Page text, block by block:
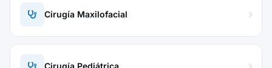
Cirugía Maxilofacial
Cirugía Pediátrica